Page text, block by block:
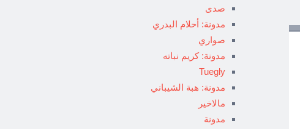
صدى
مدونة: أحلام البدري
صواري
مدونة: كريم نباته
Tuegly
مدونة: هبة الشيباني
مالاخير
مدونة